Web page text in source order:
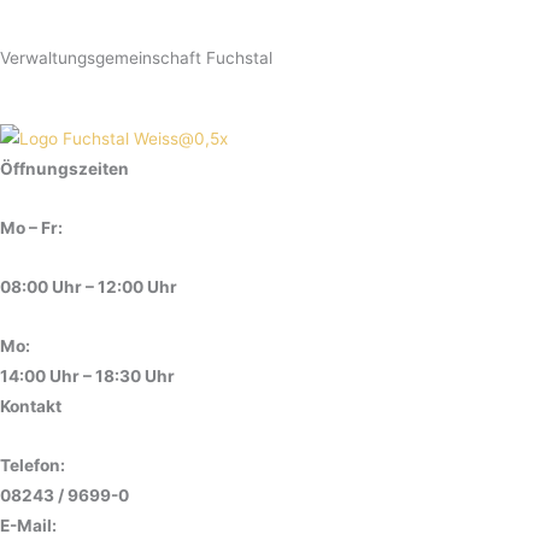
Verwaltungsgemeinschaft Fuchstal
Öffnungszeiten
Mo – Fr:
08:00 Uhr – 12:00 Uhr
Mo:
14:00 Uhr – 18:30 Uhr
Kontakt
Telefon:
08243 / 9699-0
E-Mail: